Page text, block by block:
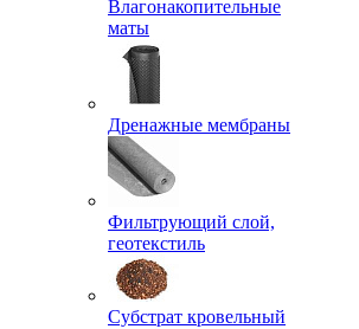
Влагонакопительные
маты
Дренажные мембраны
Фильтрующий слой,
геотекстиль
Субстрат кровельный